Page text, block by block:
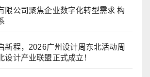
限公司聚焦企业数字化转型需求 构
新程，2026广州设计周东北活动周
设计产业联盟正式成立！